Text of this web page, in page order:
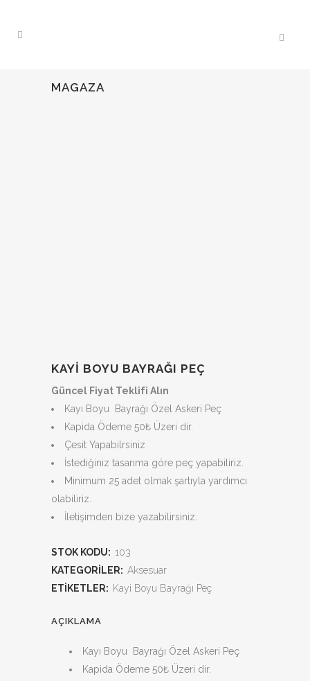
MAGAZA
KAYI BOYU BAYRAĞI PEÇ
Güncel Fiyat Teklifi Alın
Kayı Boyu Bayrağı Özel Askeri Peç
Kapida Ödeme 50₺ Üzeri dir.
Çesit Yapabilrsiniz
İstediğiniz tasarıma göre peç yapabiliriz.
Minimum 25 adet olmak şartıyla yardımcı
olabiliriz.
İletişimden bize yazabilirsiniz.
STOK KODU: 103
KATEGORILER: Aksesuar
ETIKETLER: Kayi Boyu Bayrağı Peç
AÇIKLAMA
Kayı Boyu Bayrağı Özel Askeri Peç
Kapida Ödeme 50₺ Üzeri dir.